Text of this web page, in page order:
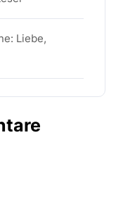
Liebe,